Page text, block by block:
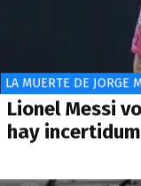
LA MUERTE DE JORGE
Lionel Messi
hay